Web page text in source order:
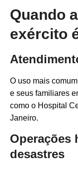
Quando
exército
O uso mais
e seus familiares
como o Hospital
Janeiro.
Operações
desastres